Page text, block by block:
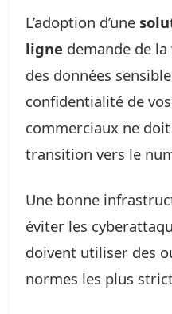
L’adoption d’une
ligne demande de
des données
confidentialité de
commerciaux ne
transition vers le
Une bonne
éviter les
doivent utiliser des
normes les plus